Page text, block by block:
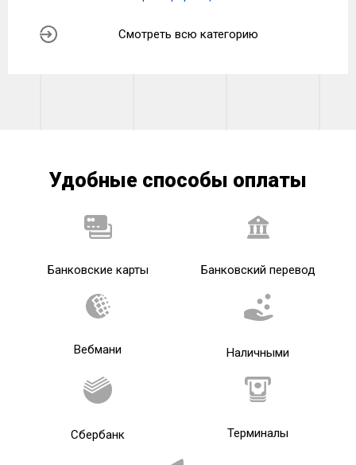
Смотреть всю категорию
Удобные способы оплаты
Банковские карты Банковский перевод
Вебмани Наличными
Сбербанк Терминалы